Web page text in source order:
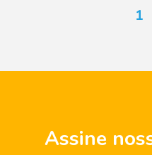
1
Assine